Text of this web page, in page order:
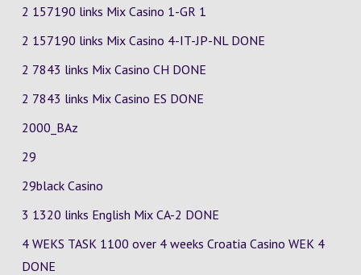
2 157190 links Mix Casino 1-GR 1
2 157190 links Mix Casino 4-IT-JP-NL DONE
2 7843 links Mix Casino CH DONE
2 7843 links Mix Casino ES DONE
2000_BAz
29
29black Casino
3 1320 links English Mix CA-2 DONE
4 WEKS TASK 1100 over 4 weeks Croatia Casino WEK 4
DONE